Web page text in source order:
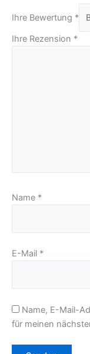
Ihre Bewertung *
Ihre Rezension *
Name *
E-Mail *
Name, E-Mail-
für meinen